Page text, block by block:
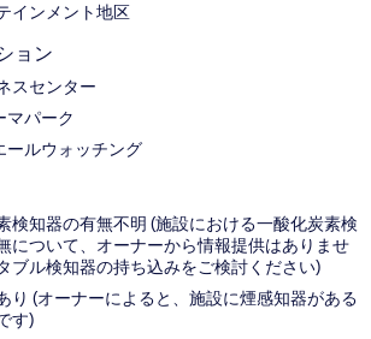
インメント地区
ョン
スセンター
マパーク
ールウォッチング
検知器の有無不明 (施設における一酸化炭素検
について、オーナーから情報提供はありませ
ブル検知器の持ち込みをご検討ください)
り (オーナーによると、施設に煙感知器がある
す)